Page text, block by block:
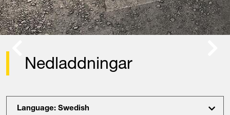
Det ursprungliga: Våra